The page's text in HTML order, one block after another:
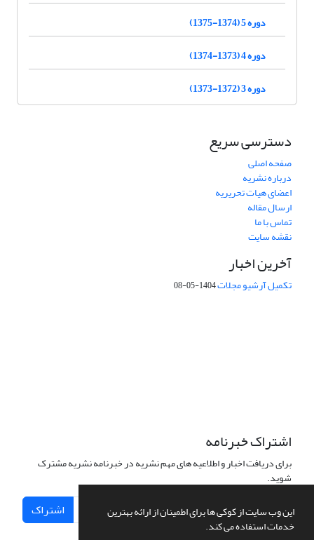
این وب سایت از کوکی ها برای اطمینان از ارائه بهترین
خدمات استفاده می کند.
دوره 5 (1374-1375)
دوره 4 (1373-1374)
دوره 3 (1372-1373)
دسترسی سریع
صفحه اصلی
درباره نشریه
اعضای هیات تحریریه
ارسال مقاله
تماس با ما
نقشه سایت
آخرین اخبار
تکمیل آرشیو مجلات1404-05-08
اشتراک خبرنامه
برای دریافت اخبار و اطلاعیه های مهم نشریه در خبرنامه نشریه مشترک
شوید.
اشتراک